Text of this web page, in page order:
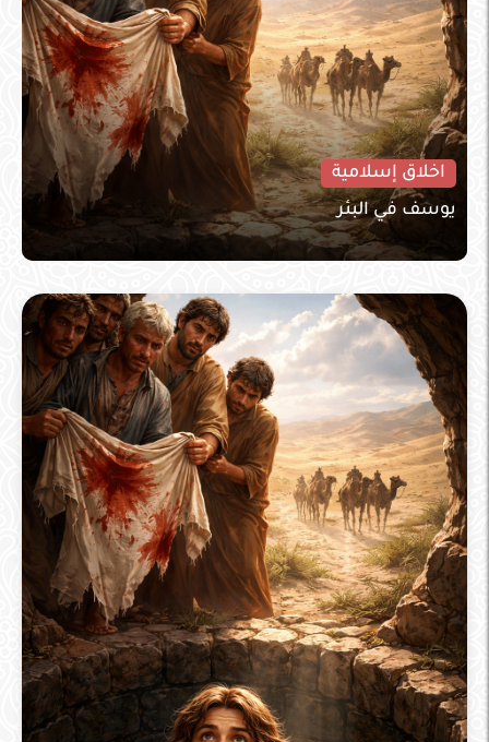
اخلاق إسلامية
يوسف في البئر